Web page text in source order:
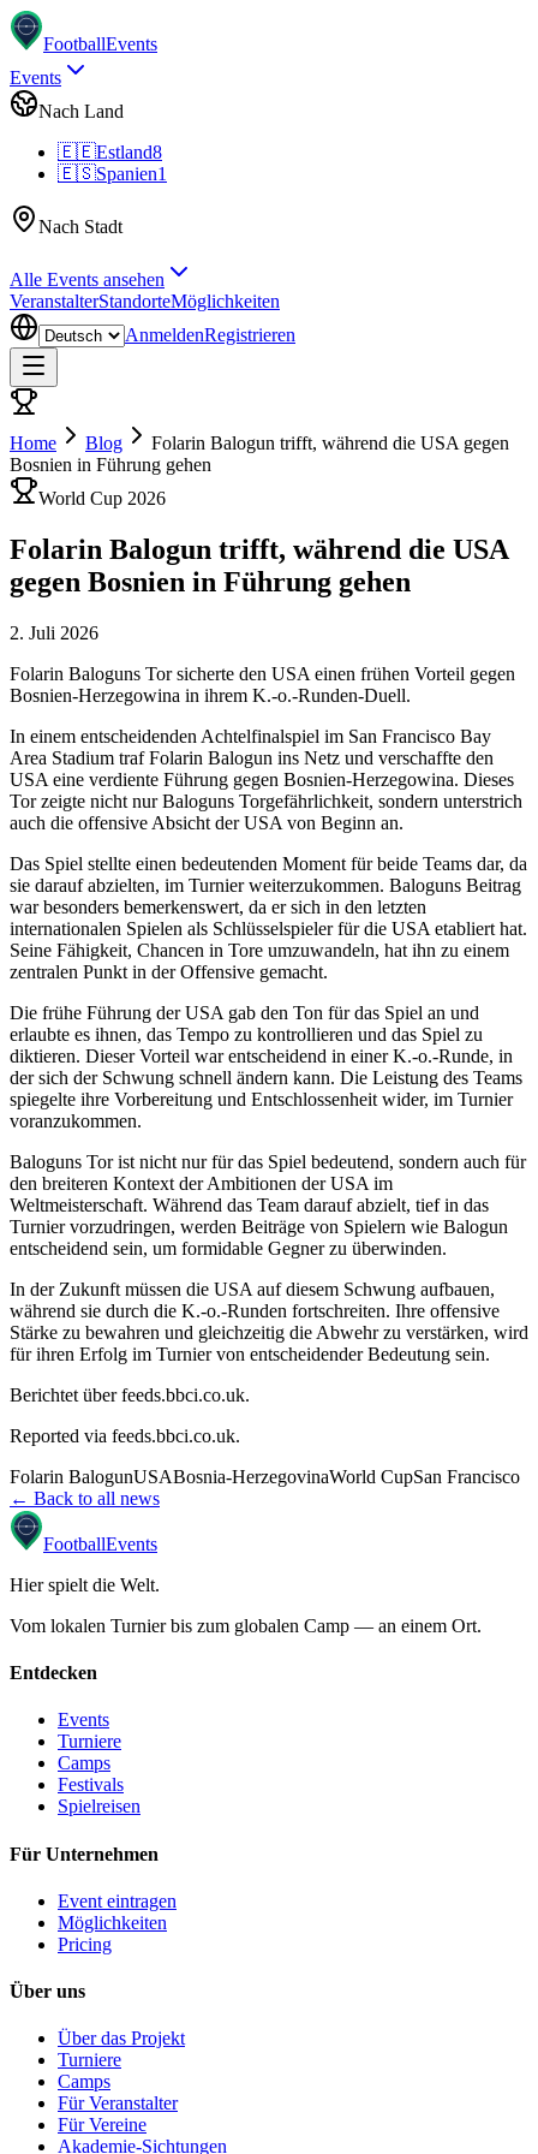
FootballEvents
Events
Nach Land
🇪🇪Estland8
🇪🇸Spanien1
Nach Stadt
Alle Events ansehen
VeranstalterStandorteMöglichkeiten
AnmeldenRegistrieren
Home Blog
Folarin Balogun trifft, während die USA gegen
Bosnien in Führung gehen
World Cup 2026
Folarin Balogun trifft, während die USA
gegen Bosnien in Führung gehen
2. Juli 2026
Folarin Baloguns Tor sicherte den USA einen frühen Vorteil gegen
Bosnien-Herzegowina in ihrem K.-o.-Runden-Duell.
In einem entscheidenden Achtelfinalspiel im San Francisco Bay
Area Stadium traf Folarin Balogun ins Netz und verschaffte den
USA eine verdiente Führung gegen Bosnien-Herzegowina. Dieses
Tor zeigte nicht nur Baloguns Torgefährlichkeit, sondern unterstrich
auch die offensive Absicht der USA von Beginn an.
Das Spiel stellte einen bedeutenden Moment für beide Teams dar, da
sie darauf abzielten, im Turnier weiterzukommen. Baloguns Beitrag
war besonders bemerkenswert, da er sich in den letzten
internationalen Spielen als Schlüsselspieler für die USA etabliert hat.
Seine Fähigkeit, Chancen in Tore umzuwandeln, hat ihn zu einem
zentralen Punkt in der Offensive gemacht.
Die frühe Führung der USA gab den Ton für das Spiel an und
erlaubte es ihnen, das Tempo zu kontrollieren und das Spiel zu
diktieren. Dieser Vorteil war entscheidend in einer K.-o.-Runde, in
der sich der Schwung schnell ändern kann. Die Leistung des Teams
spiegelte ihre Vorbereitung und Entschlossenheit wider, im Turnier
voranzukommen.
Baloguns Tor ist nicht nur für das Spiel bedeutend, sondern auch für
den breiteren Kontext der Ambitionen der USA im
Weltmeisterschaft. Während das Team darauf abzielt, tief in das
Turnier vorzudringen, werden Beiträge von Spielern wie Balogun
entscheidend sein, um formidable Gegner zu überwinden.
In der Zukunft müssen die USA auf diesem Schwung aufbauen,
während sie durch die K.-o.-Runden fortschreiten. Ihre offensive
Stärke zu bewahren und gleichzeitig die Abwehr zu verstärken, wird
für ihren Erfolg im Turnier von entscheidender Bedeutung sein.
Berichtet über feeds.bbci.co.uk.
Reported via feeds.bbci.co.uk.
Folarin BalogunUSABosnia-HerzegovinaWorld CupSan Francisco
← Back to all news
FootballEvents
Hier spielt die Welt.
Vom lokalen Turnier bis zum globalen Camp — an einem Ort.
Entdecken
Events
Turniere
Camps
Festivals
Spielreisen
Für Unternehmen
Event eintragen
Möglichkeiten
Pricing
Über uns
Über das Projekt
Turniere
Camps
Für Veranstalter
Für Vereine
Akademie-Sichtungen